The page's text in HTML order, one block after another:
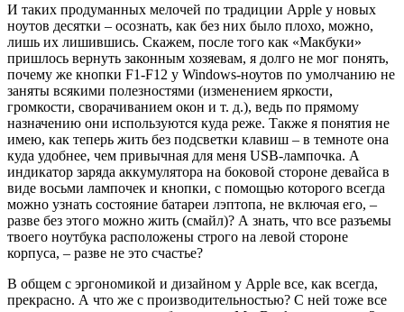
И таких продуманных мелочей по традиции Apple у новых
ноутов десятки – осознать, как без них было плохо, можно,
лишь их лишившись. Скажем, после того как «Макбуки»
пришлось вернуть законным хозяевам, я долго не мог понять,
почему же кнопки F1-F12 у Windows-ноутов по умолчанию не
заняты всякими полезностями (изменением яркости,
громкости, сворачиванием окон и т. д.), ведь по прямому
назначению они используются куда реже. Также я понятия не
имею, как теперь жить без подсветки клавиш – в темноте она
куда удобнее, чем привычная для меня USB-лампочка. А
индикатор заряда аккумулятора на боковой стороне девайса в
виде восьми лампочек и кнопки, с помощью которого всегда
можно узнать состояние батареи лэптопа, не включая его, –
разве без этого можно жить (смайл)? А знать, что все разъемы
твоего ноутбука расположены строго на левой стороне
корпуса, – разве не это счастье?
В общем с эргономикой и дизайном у Apple все, как всегда,
прекрасно. А что же с производительностью? С ней тоже все